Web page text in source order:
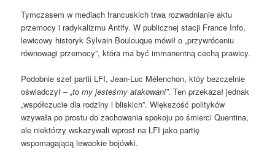
Tymczasem w mediach francuskich trwa rozwadnianie aktu
przemocy i radykalizmu Antify. W publicznej stacji France Info,
lewicowy historyk Sylvain Boulouque mówił o „przywróceniu
równowagi przemocy”, która ma być immanentną cechą prawicy.
Podobnie szef partii LFI, Jean-Luc Mélenchon, któy bezczelnie
oświadczył –„to my jesteśmy atakowani”. Ten przekazał jednak
„współczucie dla rodziny i bliskich”. Większość polityków
wzywała po prostu do zachowania spokoju po śmierci Quentina,
ale niektórzy wskazywali wprost na LFI jako partię
wspomagającą lewackie bojówki.